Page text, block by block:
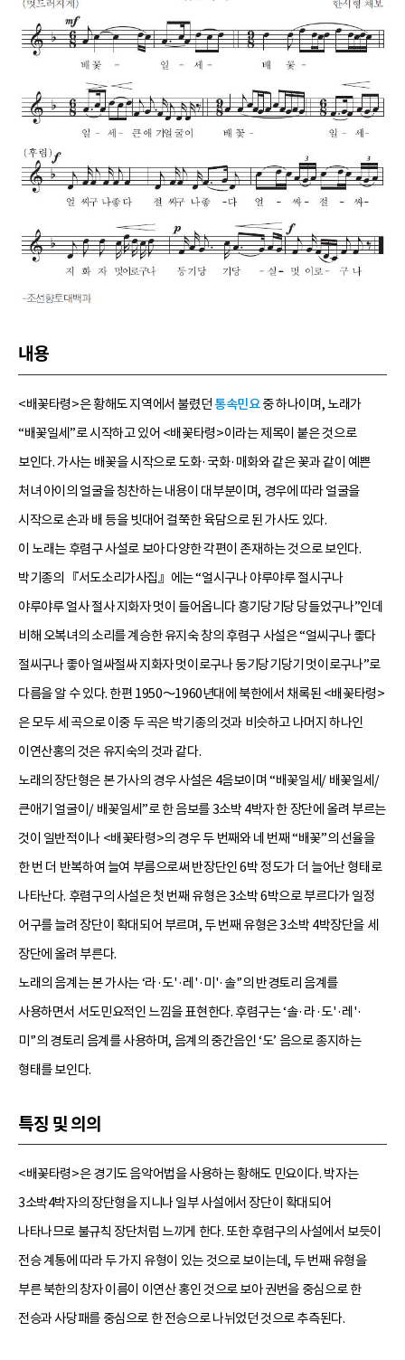
내용
<배꽃타령>은 황해도 지역에서 불렸던 통속민요중 하나이며, 노래가
“배꽃일세”로 시작하고 있어 <배꽃타령>이라는 제목이 붙은 것으로
보인다. 가사는 배꽃을 시작으로 도화·국화·매화와 같은 꽃과 같이 예쁜
처녀 아이의 얼굴을 칭찬하는 내용이 대부분이며, 경우에 따라 얼굴을
시작으로 손과 배 등을 빗대어 걸쭉한 육담으로 된 가사도 있다.
이 노래는 후렴구 사설로 보아 다양한 각편이 존재하는 것으로 보인다.
박기종의 『서도소리가사집』에는 “얼시구나 야루야루 절시구나
야루야루 얼사 절사 지화자 멋이 들어옵니다 흥기당기당 당들었구나”인데
비해 오복녀의 소리를 계승한 유지숙 창의 후렴구 사설은 “얼씨구나 좋다
절씨구나 좋아 얼싸절싸 지화자 멋이로구나 둥기당기당기 멋이로구나”로
다름을 알 수 있다. 한편 1950～1960년대에 북한에서 채록된 <배꽃타령>
은 모두 세 곡으로 이중 두 곡은 박기종의 것과 비슷하고 나머지 하나인
이연산홍의 것은 유지숙의 것과 같다.
노래의 장단형은 본 가사의 경우 사설은 4음보이며 “배꽃일세/ 배꽃일세/
큰애기 얼굴이/ 배꽃일세”로 한 음보를 3소박 4박자 한 장단에 올려 부르는
것이 일반적이나 <배꽃타령>의 경우 두 번째와 네 번째 “배꽃”의 선율을
한 번 더 반복하여 늘여 부름으로써 반장단인 6박 정도가 더 늘어난 형태로
나타난다. 후렴구의 사설은 첫 번째 유형은 3소박 6박으로 부르다가 일정
어구를 늘려 장단이 확대되어 부르며, 두 번째 유형은 3소박 4박장단을 세
장단에 올려 부른다.
노래의 음계는 본 가사는 ‘라·도'·레'·미'·솔'’의 반경토리 음계를
사용하면서 서도민요적인 느낌을 표현한다. 후렴구는 ‘솔·라·도'·레'·
미'’의 경토리 음계를 사용하며, 음계의 중간음인 ‘도’ 음으로 종지하는
형태를 보인다.
특징 및 의의
<배꽃타령>은 경기도 음악어법을 사용하는 황해도 민요이다. 박자는
3소박4박자의 장단형을 지니나 일부 사설에서 장단이 확대되어
나타나므로 불규칙 장단처럼 느끼게 한다. 또한 후렴구의 사설에서 보듯이
전승 계통에 따라 두 가지 유형이 있는 것으로 보이는데, 두 번째 유형을
부른 북한의 창자 이름이 이연산 홍인 것으로 보아 권번을 중심으로 한
전승과 사당패를 중심으로 한 전승으로 나뉘었던 것으로 추측된다.